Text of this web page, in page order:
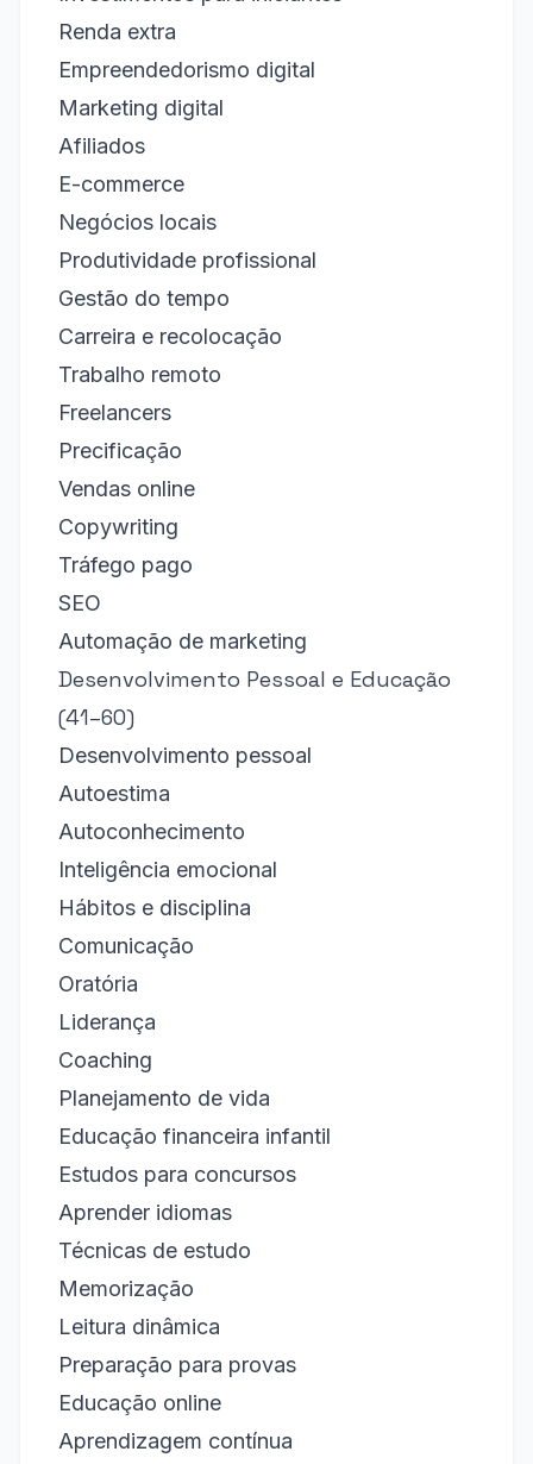
Renda extra
Empreendedorismo digital
Marketing digital
Afiliados
E-commerce
Negócios locais
Produtividade profissional
Gestão do tempo
Carreira e recolocação
Trabalho remoto
Freelancers
Precificação
Vendas online
Copywriting
Tráfego pago
SEO
Automação de marketing
Desenvolvimento Pessoal e Educação
(41–60)
Desenvolvimento pessoal
Autoestima
Autoconhecimento
Inteligência emocional
Hábitos e disciplina
Comunicação
Oratória
Liderança
Coaching
Planejamento de vida
Educação financeira infantil
Estudos para concursos
Aprender idiomas
Técnicas de estudo
Memorização
Leitura dinâmica
Preparação para provas
Educação online
Aprendizagem contínua